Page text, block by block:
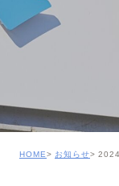
HOME お知らせ